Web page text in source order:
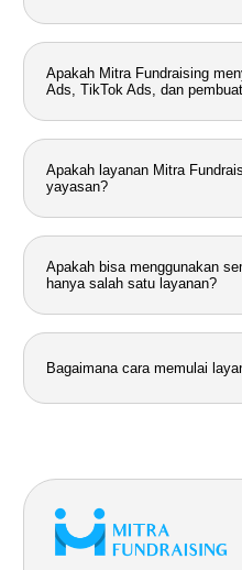
Apakah Mitra Fundraising
Ads, TikTok Ads, dan
Apakah layanan Mitra
yayasan?
Apakah bisa menggunakan
hanya salah satu layanan?
Bagaimana cara memulai